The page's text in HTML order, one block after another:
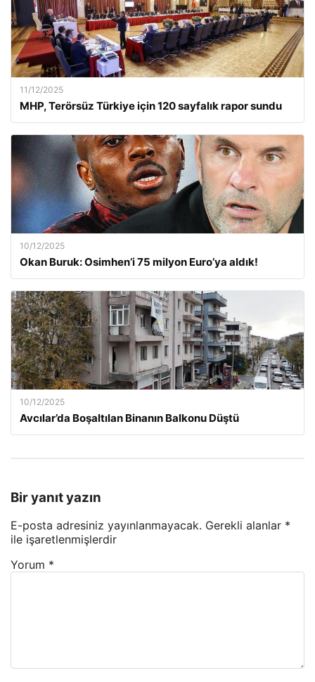
11/12/2025
MHP, Terörsüz Türkiye için 120 sayfalık rapor sundu
10/12/2025
Okan Buruk: Osimhen’i 75 milyon Euro’ya aldık!
10/12/2025
Avcılar’da Boşaltılan Binanın Balkonu Düştü
Bir yanıt yazın
E-posta adresiniz yayınlanmayacak. Gerekli alanlar *
ile işaretlenmişlerdir
Yorum *